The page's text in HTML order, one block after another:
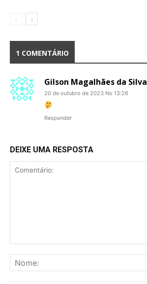
1 COMENTÁRIO
Gilson Magalhães da Silva
20 de outubro de 2023 No 13:26
Responder
DEIXE UMA RESPOSTA